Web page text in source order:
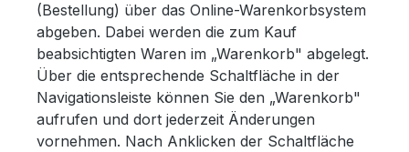
(Bestellung) über das Online-Warenkorbsystem
abgeben. Dabei werden die zum Kauf
beabsichtigten Waren im „Warenkorb" abgelegt.
Über die entsprechende Schaltfläche in der
Navigationsleiste können Sie den „Warenkorb"
aufrufen und dort jederzeit Änderungen
vornehmen. Nach Anklicken der Schaltfläche